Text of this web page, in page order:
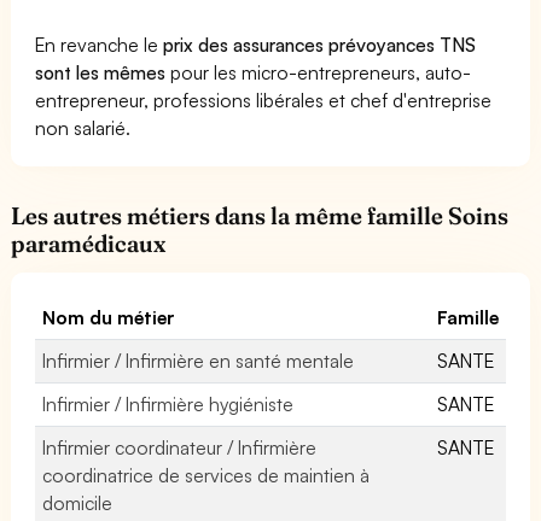
En revanche leprix des assurances prévoyances TNS
sont les mêmes pour les micro-entrepreneurs, auto-
entrepreneur, professions libérales et chef d'entreprise
non salarié.
Les autres métiers dans la même famille Soins
paramédicaux
Nom du métier
Famille
Infirmier / Infirmière en santé mentale
SANTE
Infirmier / Infirmière hygiéniste
SANTE
Infirmier coordinateur / Infirmière
coordinatrice de services de maintien à
domicile
SANTE